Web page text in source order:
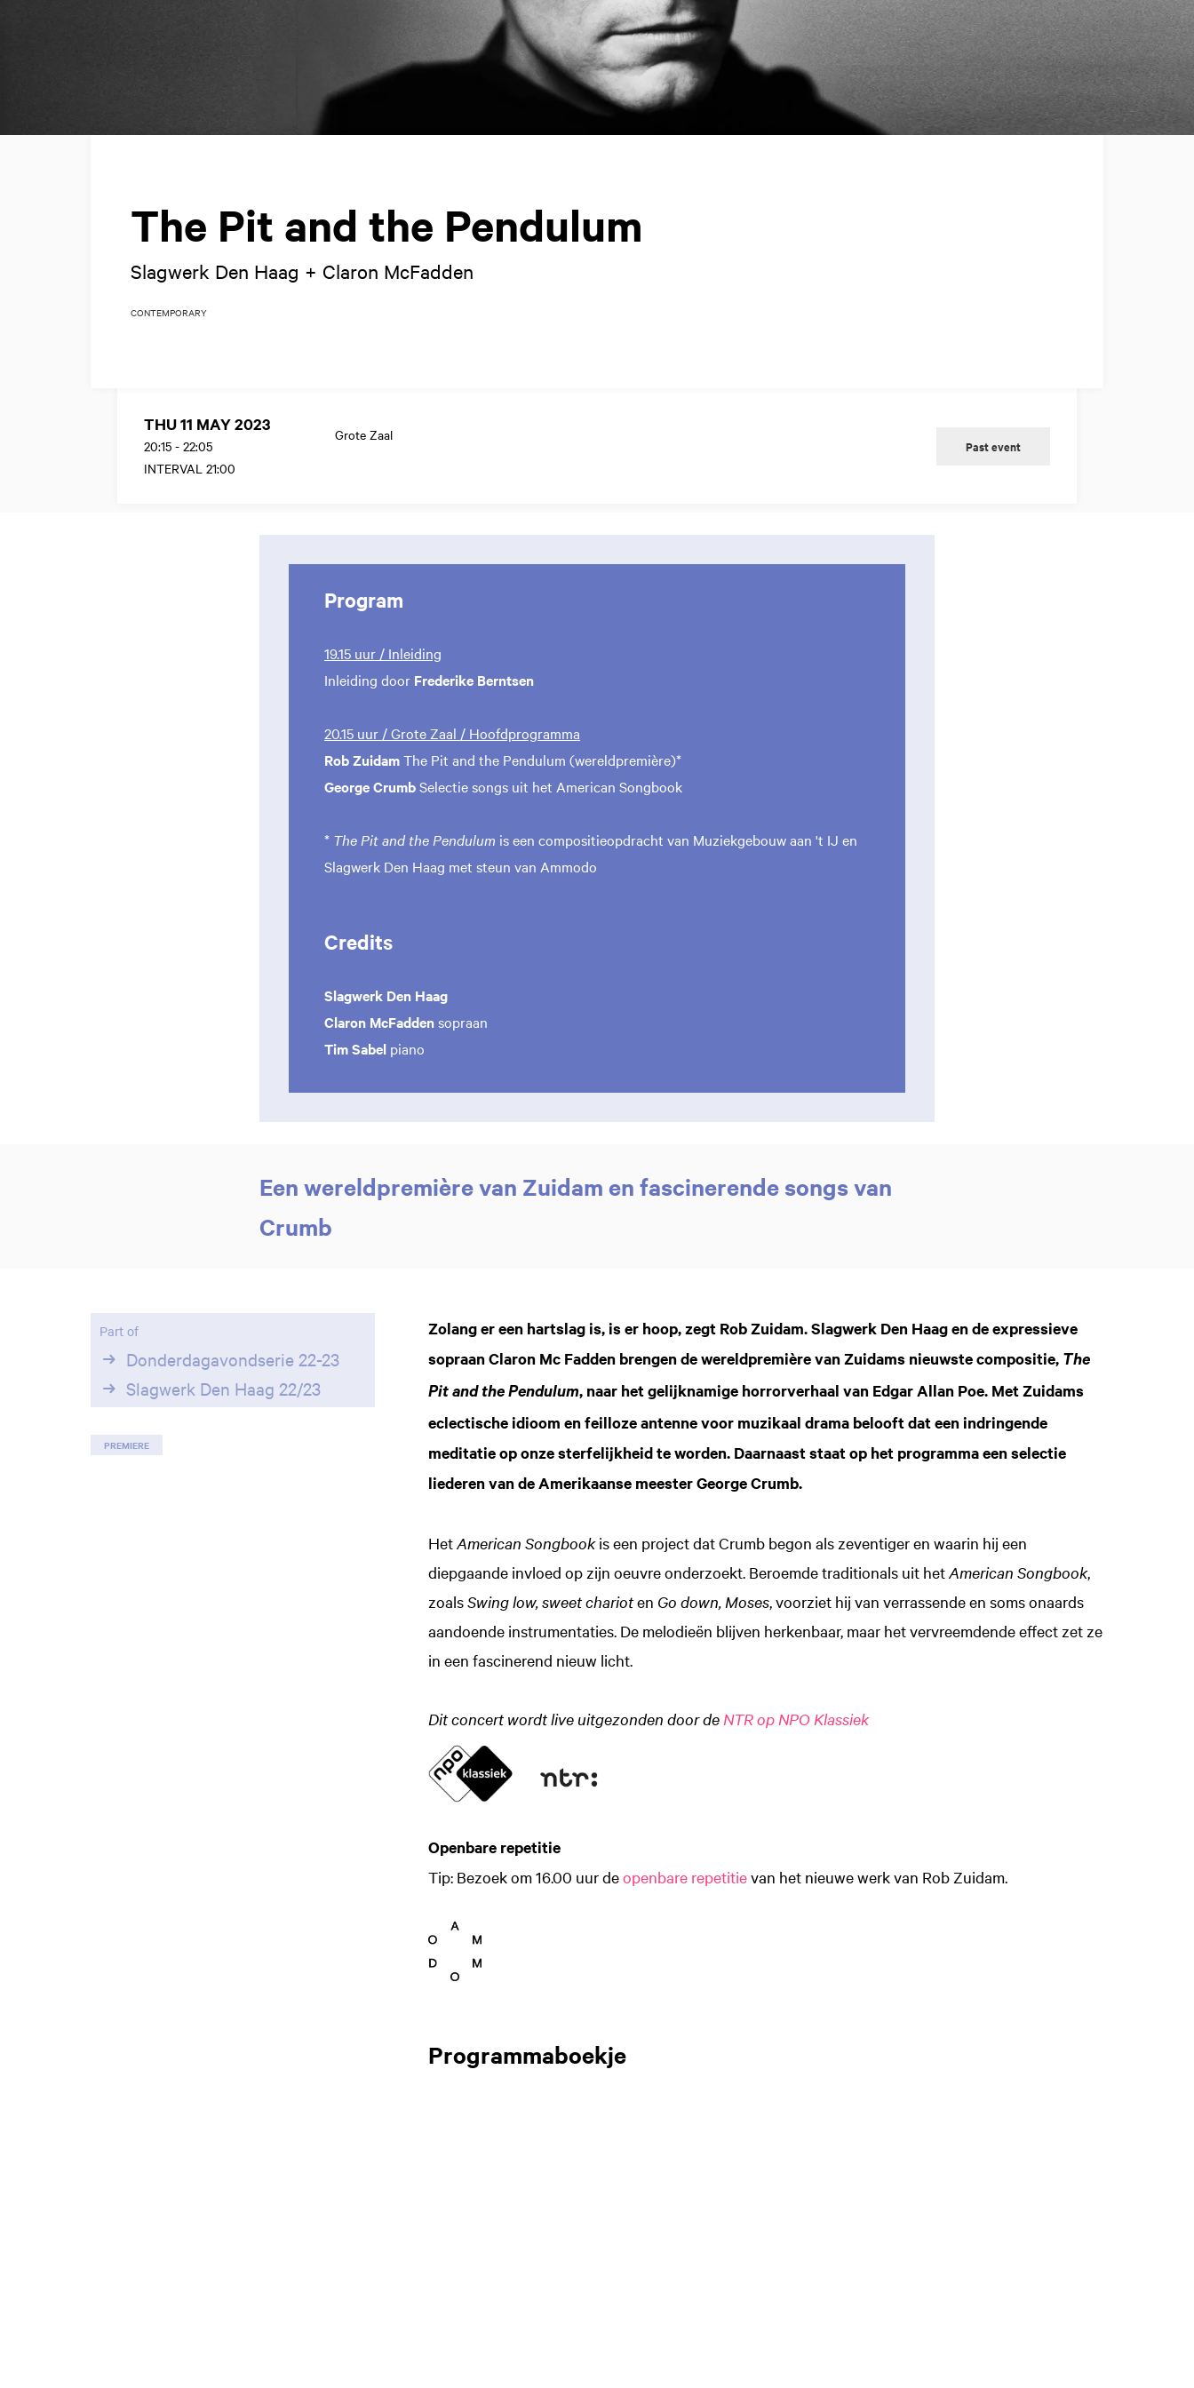
The Pit and the Pendulum
Slagwerk Den Haag + Claron McFadden
CONTEMPORARY
THU 11 MAY 2023
20:15 - 22:05
INTERVAL 21:00
Grote Zaal
Past event
Program
19.15 uur / Inleiding
Inleiding door Frederike Berntsen
20.15 uur / Grote Zaal / Hoofdprogramma
Rob ZuidamThe Pit and the Pendulum (wereldpremière)*
George CrumbSelectie songs uit het American Songbook
* The Pit and the Pendulum is een compositieopdracht van Muziekgebouw aan 't IJ en
Slagwerk Den Haag met steun van Ammodo
Credits
Slagwerk Den Haag
Claron McFaddensopraan
Tim Sabel piano
Een wereldpremière van Zuidam en fascinerende songs van
Crumb
Zolang er een hartslag is, is er hoop, zegt Rob Zuidam. Slagwerk Den Haag en de expressieve
sopraan Claron Mc Fadden brengen de wereldpremière van Zuidams nieuwste compositie, The
Pit and the Pendulum, naar het gelijknamige horrorverhaal van Edgar Allan Poe. Met Zuidams
eclectische idioom en feilloze antenne voor muzikaal drama belooft dat een indringende
meditatie op onze sterfelijkheid te worden. Daarnaast staat op het programma een selectie
liederen van de Amerikaanse meester George Crumb.
Het American Songbookis een project dat Crumb begon als zeventiger en waarin hij een
diepgaande invloed op zijn oeuvre onderzoekt. Beroemde traditionals uit het American Songbook,
zoalsSwing low, sweet charioten Go down, Moses, voorziet hij van verrassende en soms onaards
aandoende instrumentaties. De melodieën blijven herkenbaar, maar het vervreemdende effect zet ze
in een fascinerend nieuw licht.
Dit concert wordt live uitgezonden door de NTR op NPO Klassiek
Openbare repetitie
Tip: Bezoek om 16.00 uur deopenbare repetitievan het nieuwe werk van Rob Zuidam.
Programmaboekje
Part of
Donderdagavondserie 22-23
Slagwerk Den Haag 22/23
PREMIERE